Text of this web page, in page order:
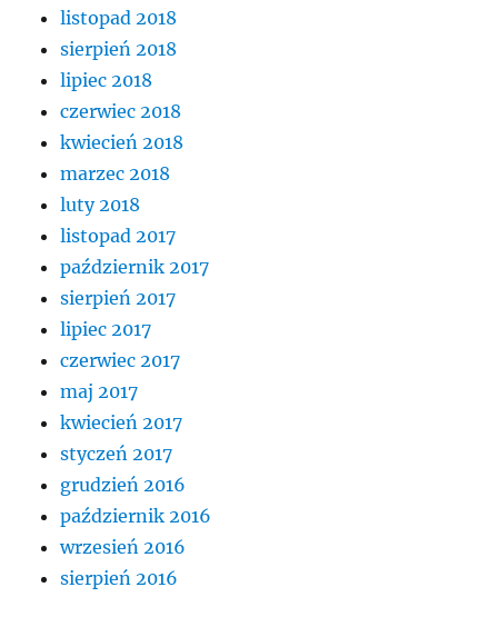
listopad 2018
sierpień 2018
lipiec 2018
czerwiec 2018
kwiecień 2018
marzec 2018
luty 2018
listopad 2017
październik 2017
sierpień 2017
lipiec 2017
czerwiec 2017
maj 2017
kwiecień 2017
styczeń 2017
grudzień 2016
październik 2016
wrzesień 2016
sierpień 2016